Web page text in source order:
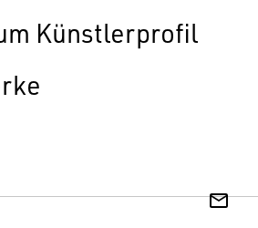
Künstlerprofil